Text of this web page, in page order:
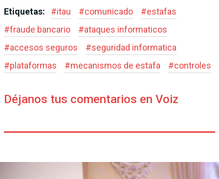
Etiquetas: #itau #comunicado #estafas
#fraude bancario #ataques informaticos
#accesos seguros #seguridad informatica
#plataformas #mecanismos de estafa #controles
Déjanos tus comentarios en Voiz